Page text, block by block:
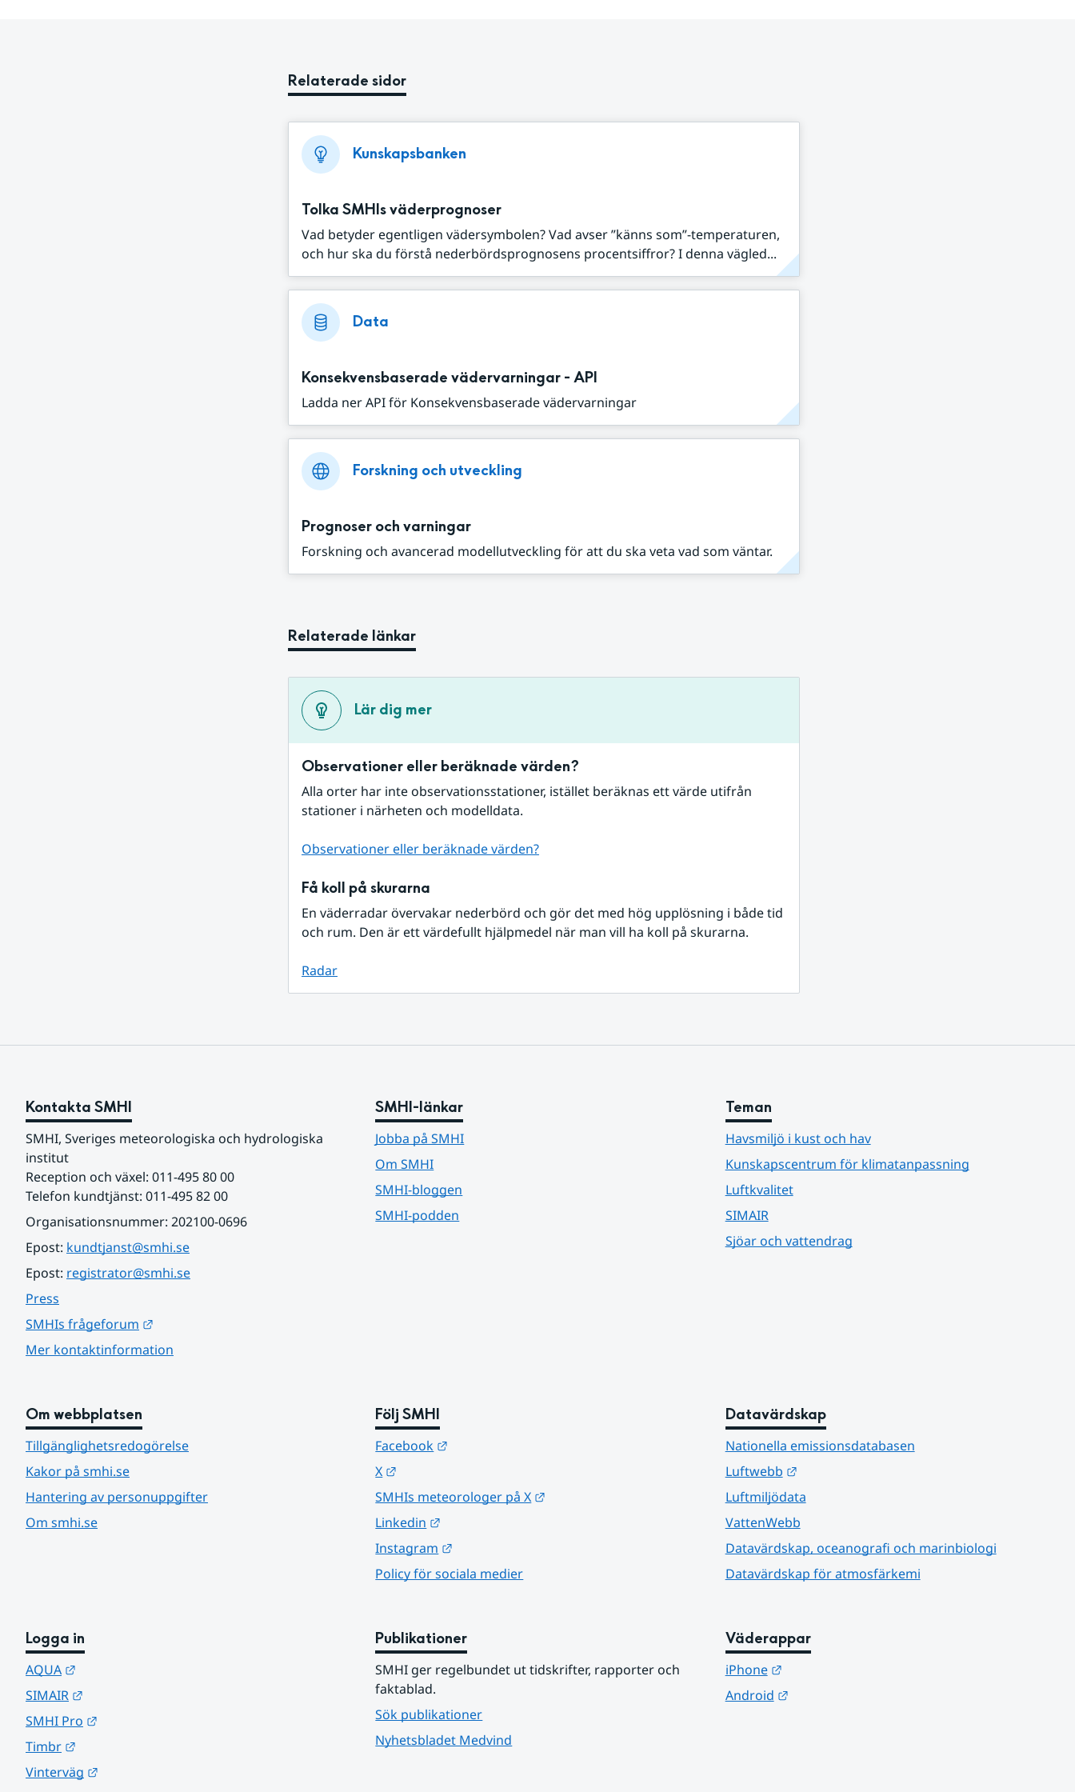
Relaterade sidor
Kunskapsbanken
Tolka SMHIs väderprognoser
Vad betyder egentligen vädersymbolen? Vad avser ”känns som”-temperaturen,
och hur ska du förstå nederbördsprognosens procentsiffror? I denna vägled...
Data
Konsekvensbaserade vädervarningar - API
Ladda ner API för Konsekvensbaserade vädervarningar
Forskning och utveckling
Prognoser och varningar
Forskning och avancerad modellutveckling för att du ska veta vad som väntar.
Relaterade länkar
Lär dig mer
Observationer eller beräknade värden?
Alla orter har inte observationsstationer, istället beräknas ett värde utifrån
stationer i närheten och modelldata.
Observationer eller beräknade värden?
Få koll på skurarna
En väderradar övervakar nederbörd och gör det med hög upplösning i både tid
och rum. Den är ett värdefullt hjälpmedel när man vill ha koll på skurarna.
Radar
Kontakta SMHI
SMHI, Sveriges meteorologiska och hydrologiska
institut
Reception och växel: 011-495 80 00
Telefon kundtjänst: 011-495 82 00
Organisationsnummer: 202100-0696
Epost: kundtjanst@smhi.se
Epost: registrator@smhi.se
Press
SMHIs frågeforum
Mer kontaktinformation
SMHI-länkar
Jobba på SMHI
Om SMHI
SMHI-bloggen
SMHI-podden
Teman
Havsmiljö i kust och hav
Kunskapscentrum för klimatanpassning
Luftkvalitet
SIMAIR
Sjöar och vattendrag
Om webbplatsen
Tillgänglighetsredogörelse
Kakor på smhi.se
Hantering av personuppgifter
Om smhi.se
Följ SMHI
Facebook
X
SMHIs meteorologer på X
Linkedin
Instagram
Policy för sociala medier
Datavärdskap
Nationella emissionsdatabasen
Luftwebb
Länk till annan webbplats.
Luftmiljödata
VattenWebb
Datavärdskap, oceanografi och marinbiologi
Datavärdskap för atmosfärkemi
Logga in
AQUA
SIMAIR
SMHI Pro
Timbr
Vinterväg
Publikationer
SMHI ger regelbundet ut tidskrifter, rapporter och
faktablad.
Sök publikationer
Nyhetsbladet Medvind
Väderappar
iPhone
Länk till annan webbplats.
Android
Länk till annan webbplats.